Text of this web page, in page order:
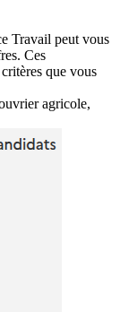
Travail peut vous
Ces
que vous
agricole,